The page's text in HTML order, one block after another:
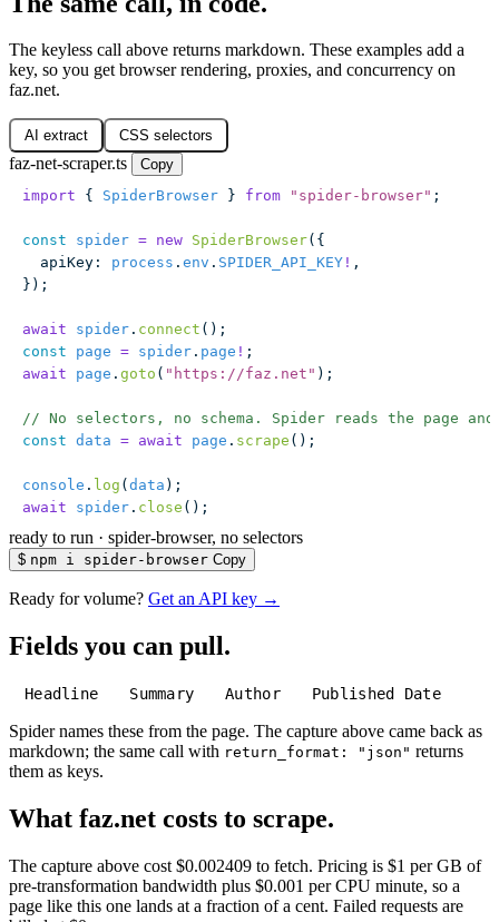
The keyless call above returns markdown. These examples add a
key, so you get browser rendering, proxies, and concurrency on
faz.net.
AI extract CSS selectors
faz-net-scraper.ts
Copy
import { SpiderBrowser } from " spider-browser" ;
const spider = new SpiderBrowser({
  apiKey
: process . env . SPIDER_API_KEY ! ,
});
await spider . connect ();
const page = spider . page ! ;
await page . goto ( " https://faz.net " );
// No selectors, no schema. Spider reads the page
const data = await page . scrape ();
console . log ( data );
await spider . close ();
ready to run · spider-browser, no selectors
$ npm i spider-browser Copy
Ready for volume? Get an API key →
Fields you can pull.
Headline Summary Author Published Date
Spider names these from the page. The capture above came back as
markdown; the same call with return_format: "json" returns
them as keys.
What faz.net costs to scrape.
The capture above cost $0.002409 to fetch. Pricing is $1 per GB of
pre-transformation bandwidth plus $0.001 per CPU minute, so a
page like this one lands at a fraction of a cent. Failed requests are